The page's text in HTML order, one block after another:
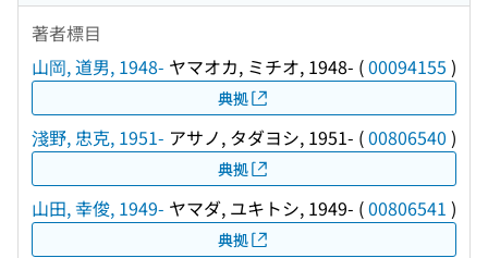
著者標目
山岡, 道男, 1948- ヤマオカ, ミチオ, 1948- (00094155 )
典拠
淺野, 忠克, 1951- アサノ, タダヨシ, 1951- (00806540 )
典拠
山田, 幸俊, 1949- ヤマダ, ユキトシ, 1949- (00806541 )
典拠